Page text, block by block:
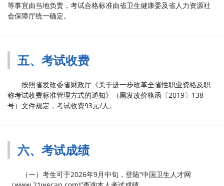
等事宜由当地负责，考试合格标准由省卫生健康委及省人力资源社
会保障厅统一确定。
五、考试收费
按照省发改委省财政厅《关于进一步改革全省性职业资格及职
称考试收费标准管理方式的通知》（黑发改价格函〔2019〕138
号）文件规定，考试收费93元/人。
六、考试成绩
（一）考生可于2026年9月中旬，登陆“中国卫生人才网